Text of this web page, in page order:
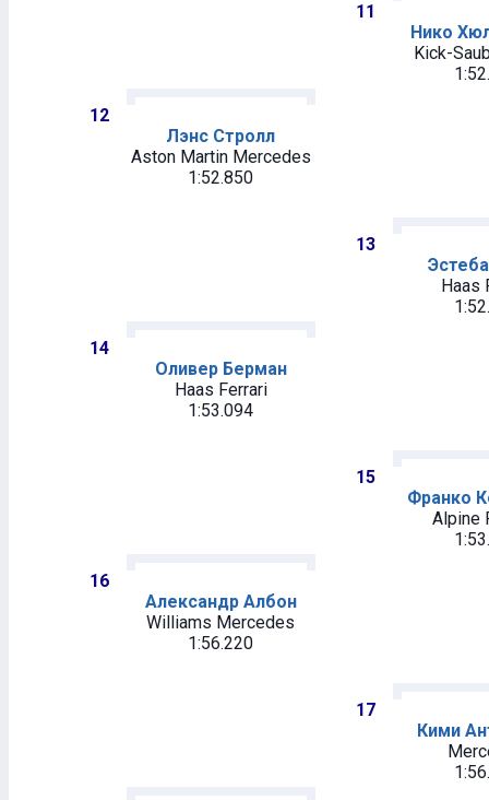
11
Нико
Kick-
12
Лэнс Стролл
Aston Martin Mercedes
1:52.850
13
Haas
14
Оливер Берман
Haas Ferrari
1:53.094
15
Франко
Alpine
16
Александр Албон
Williams Mercedes
1:56.220
17
Кими